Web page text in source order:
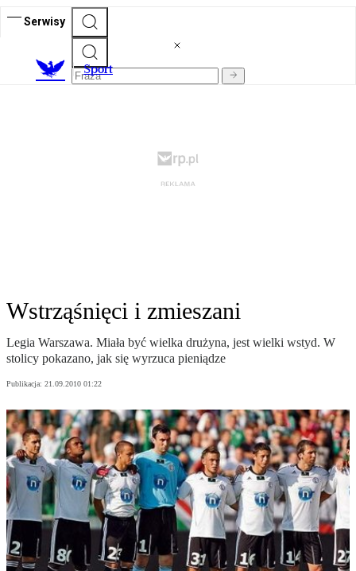
Serwisy
Sport
Wstrząśnięci i zmieszani
Legia Warszawa. Miała być wielka drużyna, jest wielki wstyd. W
stolicy pokazano, jak się wyrzuca pieniądze
Publikacja: 21.09.2010 01:22